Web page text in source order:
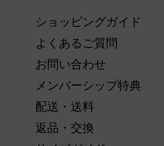
ショッピングガイド
よくあるご質問
お問い合わせ
メンバーシップ特典
配送・送料
返品・交換